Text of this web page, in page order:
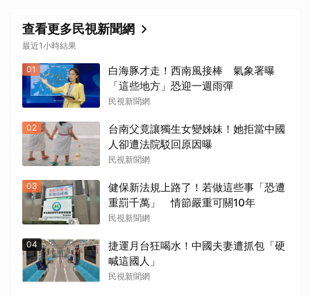
查看更多民視新聞網
最近1小時結果
01
白海豚才走！西南風接棒 氣象署曝
「這些地方」恐迎一週雨彈
民視新聞網
02
台南父竟讓獨生女變姊妹！她拒當中國
人卻遭法院駁回原因曝
民視新聞網
03
健保新法規上路了！若做這些事「恐遭
重罰千萬」 情節嚴重可關10年
民視新聞網
04
捷運月台狂喝水！中國夫妻遭抓包「硬
喊這國人」
民視新聞網